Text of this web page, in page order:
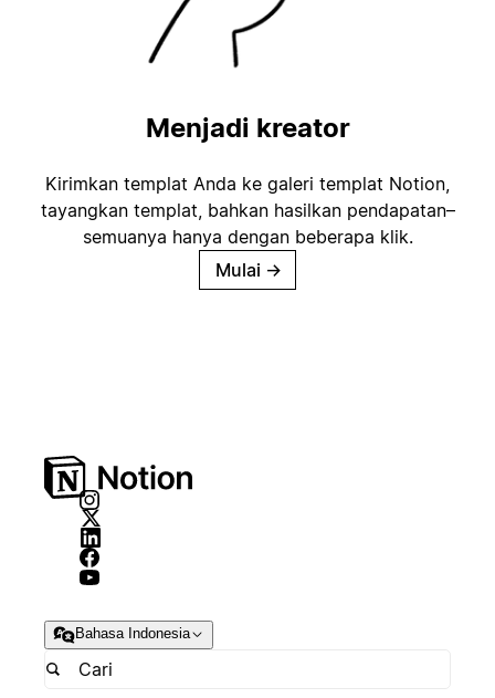
Menjadi kreator
Kirimkan templat Anda ke galeri templat Notion,
tayangkan templat, bahkan hasilkan pendapatan–
semuanya hanya dengan beberapa klik.
Mulai →
Bahasa Indonesia